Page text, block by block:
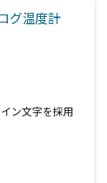
グ温度計
ン文字を採用